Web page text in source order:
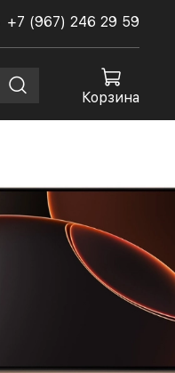
+7 (967) 246 29 59
Корзина